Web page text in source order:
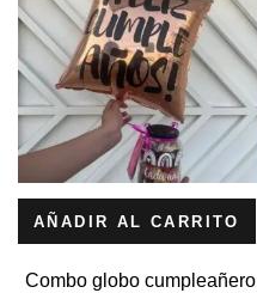
AÑADIR AL CARRITO
Combo globo cumpleañero